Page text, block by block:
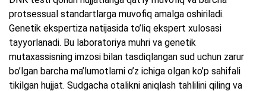
protsessual standartlarga muvofiq amalga oshiriladi.
Genetik ekspertiza natijasida to’liq ekspert xulosasi
tayyorlanadi. Bu laboratoriya muhri va genetik
mutaxassisning imzosi bilan tasdiqlangan sud uchun zarur
bo’lgan barcha ma’lumotlarni o’z ichiga olgan ko’p sahifali
tikilgan hujjat. Sudgacha otalikni aniqlash tahlilini qiling va